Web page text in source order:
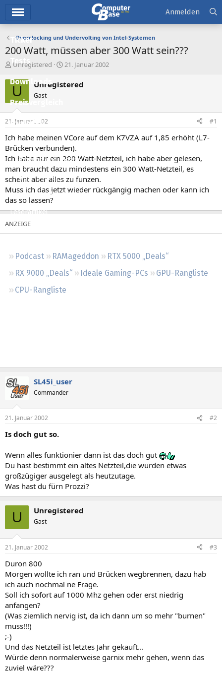
Ticker
Tests
Downloads
Preisvergleich
Forum
Aktuelles
Empfohlene Inhalte
Neue Beiträge
Neueste Aktivitäten
Leserartikel
Podcast RAMageddon
RTX 5000 „Deals“
RX 9000 „Deals“
Ideale Gaming-PCs
GPU-Rangliste
CPU-Rangliste
Anmelden
Overclocking und Undervolting von Intel-Systemen
200 Watt, müssen aber 300 Watt sein???
E
s
e
e
r
Unregistered
E
s
t
a
21. Januar 2002
U Unregistered
Gast
21. Januar 2002 #1
Ich habe meinen VCore auf dem K7VZA auf 1,85 erhöht (L7-
Brücken verbunden).
Ich habe nur ein 200 Watt-Netzteil, ich habe aber gelesen,
man braucht dazu mindestens ein 300 Watt-Netzteil, es
scheint aber alles zu funzen.
Muss ich das jetzt wieder rückgängig machen oder kann ich
das so lassen?
SL45i_user
Commander
21. Januar 2002 #2
Is doch gut so.
Wenn alles funktionier dann ist das doch gut
Du hast bestimmt ein altes Netzteil,die wurden etwas
großzügiger ausgelegt als heutzutage.
Was hast du fürn Prozzi?
U Unregistered
Gast
21. Januar 2002 #3
Duron 800
Morgen wollte ich ran und Brücken wegbrennen, dazu hab
ich auch nochmal ne Frage.
Soll ich sofort auf 1000 Mhz gehen oder erst niedrig
anfangen?
(Was ziemlich nervig ist, da ich dann um so mehr "burnen"
muss!!!)
;-)
Und das Netzteil ist letztes Jahr gekauft...
Würde denn normalerweise garnix mehr gehen, wenn das
zuviel wäre???